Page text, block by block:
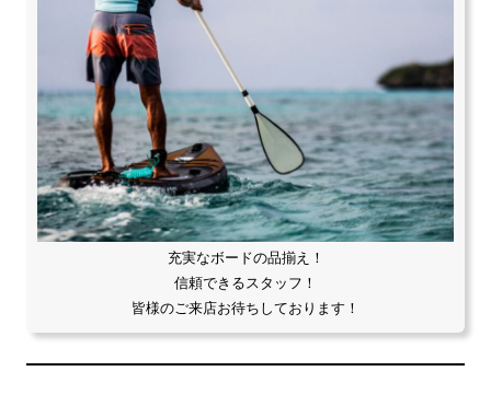
充実なボードの品揃え！
信頼できるスタッフ！
皆様のご来店お待ちしております！